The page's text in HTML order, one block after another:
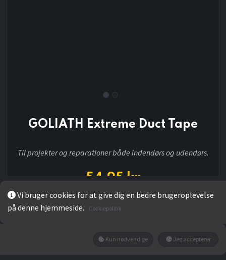
GOLIATH Extreme Duct Tape
Til projekter og reparationer både indendørs og udendørs.
54,95kr
Vi bruger cookies for at give dig en bedre brugeroplevelse
på denne hjemmeside.
Cookiepolitik
Kun nødvendige Jeg accepterer